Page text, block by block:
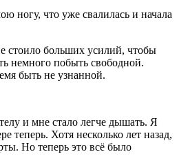
ногу, что уже свалилась и начала
стоило больших усилий, чтобы
немного побыть свободной.
быть не узнанной.
и мне стало легче дышать. Я
теперь. Хотя несколько лет назад,
Но теперь это всё было